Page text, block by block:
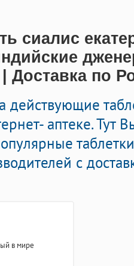
сиалис
Доставка по
действующие
аптеке. Тут
с
в мире